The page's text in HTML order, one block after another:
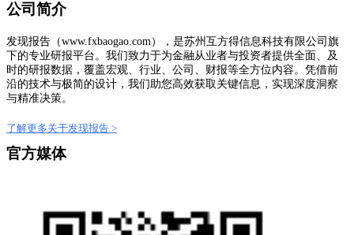
公司简介
发现报告（www.fxbaogao.com），是苏州互方得信息科技有限公司旗
下的专业研报平台。我们致力于为金融从业者与投资者提供全面、及
时的研报数据，覆盖宏观、行业、公司、财报等全方位内容。凭借前
沿的技术与极简的设计，我们助您高效获取关键信息，实现深度洞察
与精准决策。
了解更多关于发现报告 >
官方媒体